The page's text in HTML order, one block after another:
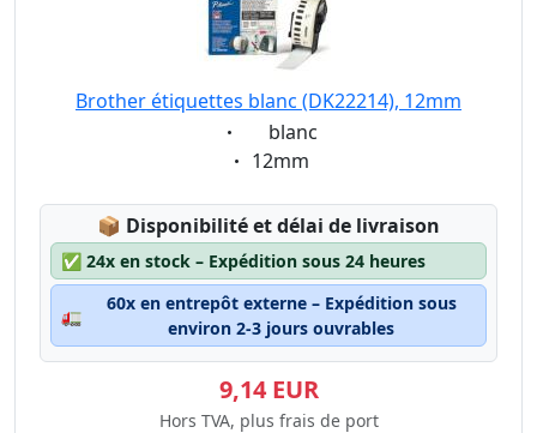
Brother étiquettes blanc (DK22214), 12mm
Eigenschaft:
blanc
Eigenschaft:
12mm
📦 Lagerstatus:
Disponibilité et délai de livraison
✅ 24x en stock – Expédition sous 24 heures
🚛
60x en entrepôt externe – Expédition sous
environ 2-3 jours ouvrables
9,14 EUR
Hors TVA, plus frais de port